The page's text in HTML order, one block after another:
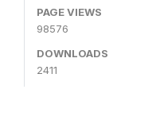
PAGE VIEWS
98576
DOWNLOADS
2411